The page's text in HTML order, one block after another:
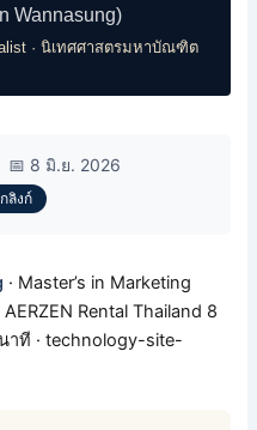
Wannasung)
· นิเทศศาสตรมหาบัณฑิต
📅 8 มิ.ย. 2026
ลิงก์
· Master’s in Marketing
Rental Thailand 8
ที · technology-site-